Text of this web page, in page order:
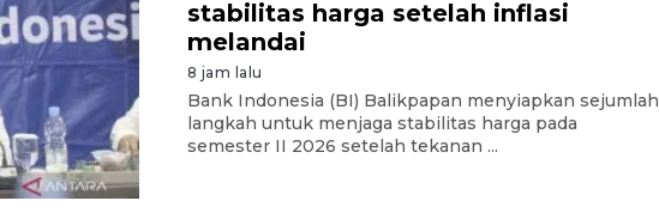
stabilitas harga setelah inflasi
melandai
8 jam lalu
Bank Indonesia (BI) Balikpapan menyiapkan sejumlah
langkah untuk menjaga stabilitas harga pada
semester II 2026 setelah tekanan ...